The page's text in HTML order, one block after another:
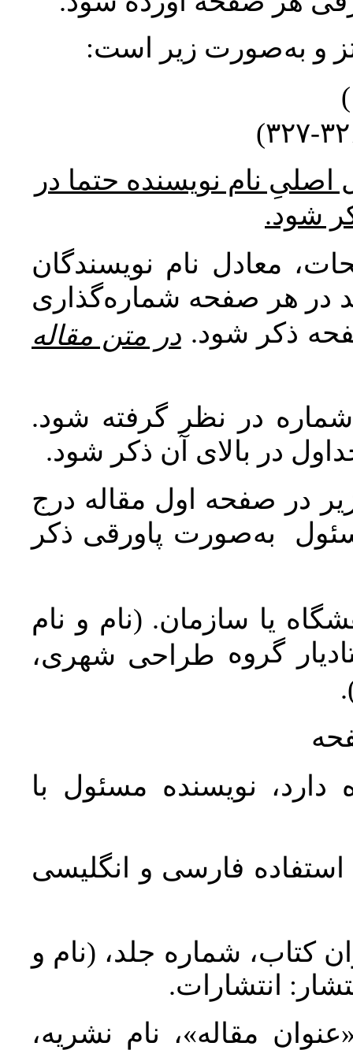
و به‌صورت زیر است:
نام نویسنده حتما در
شود.
معادل نام نویسندگان
در هر صفحه شماره‌گذاری
ذکر شود. در متن مقاله
در نظر گرفته شود.
در بالای آن ذکر شود.
در صفحه اول مقاله درج
به‌صورت پاورقی ذکر
یا سازمان. (نام و نام
گروه طراحی شهری،
نویسنده مسئول با
استفاده فارسی و انگلیسی
کتاب، شماره جلد، (نام و
انتشارات.
مقاله»، نام نشریه،